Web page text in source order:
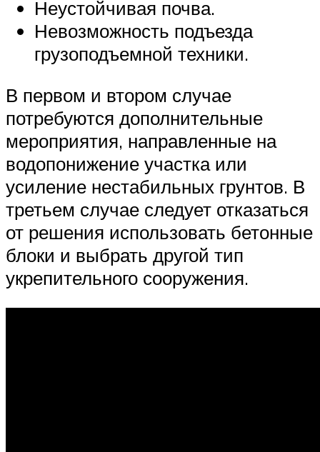
Неустойчивая почва.
Невозможность подъезда
грузоподъемной техники.
В первом и втором случае
потребуются дополнительные
мероприятия, направленные на
водопонижение участка или
усиление нестабильных грунтов. В
третьем случае следует отказаться
от решения использовать бетонные
блоки и выбрать другой тип
укрепительного сооружения.